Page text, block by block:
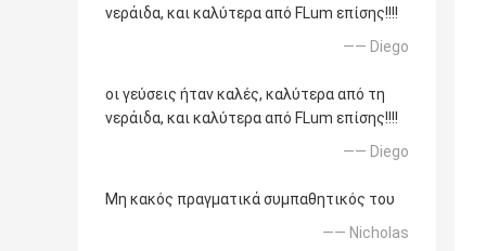
νεράιδα, και καλύτερα από FLum επίσης!!!!
—— Diego
οι γεύσεις ήταν καλές, καλύτερα από τη
νεράιδα, και καλύτερα από FLum επίσης!!!!
—— Diego
Μη κακός πραγματικά συμπαθητικός του
—— Nicholas